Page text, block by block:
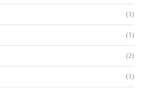
(1)
(1)
(2)
(1)